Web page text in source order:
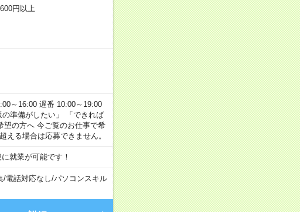
円以上
～16:00 遅番 10:00～19:00
準備がしたい」 「できれば
の方へ 今ご覧のお仕事で希
える場合は応募できません。
就業が可能です！
/電話対応なし/パソコンスキル